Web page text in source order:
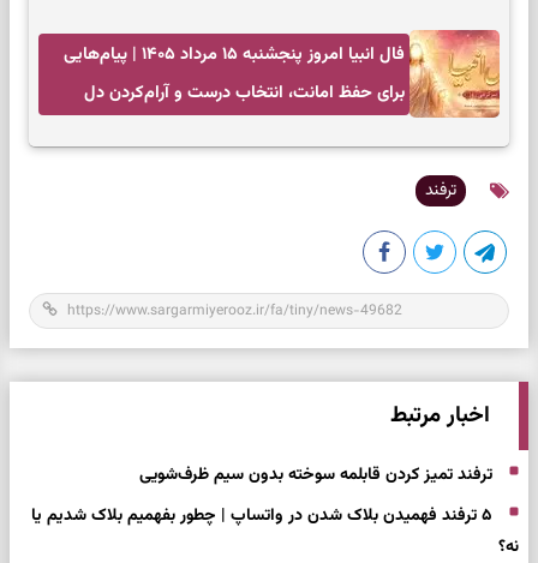
فال انبیا امروز پنجشنبه ۱۵ مرداد ۱۴۰۵ | پیام‌هایی
برای حفظ امانت، انتخاب درست و آرام‌کردن دل
ترفند
اخبار مرتبط
ترفند تمیز کردن قابلمه سوخته بدون سیم ظرف‌شویی
۵ ترفند فهمیدن بلاک شدن در واتساپ | چطور بفهمیم بلاک شدیم یا
نه؟